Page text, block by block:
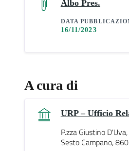
Albo Pres.
DATA
16/11/2023
A cura di
URP – Ufficio
P.zza Giustino D'Uva,
Sesto Campano,